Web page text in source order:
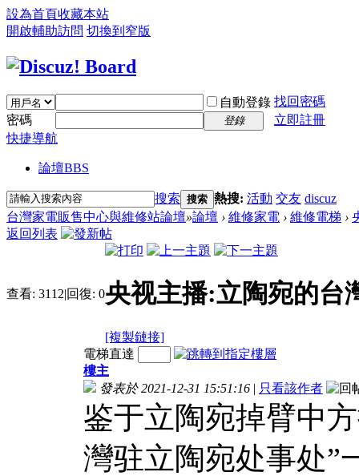
設為首頁收藏本站
開啟輔助訪問 切換到窄版
自動登錄 找回密碼
密碼
登錄
立即註冊
快捷導航
論壇BBS
搜索 搜索 熱搜: 活動 交友 discuz
台灣家電販售中心與維修站論壇»論壇 › 維修家電 › 維修電梯 ›
返回列表
查看: 3112|回復: 0央视主播:立陶宛的台
[複製鏈接]
電梯直達
樓主
發表於 2021-12-31 15:51:16 | 只看該作者
鉴于立陶宛掉臂中
灣驻立陶宛处事处”